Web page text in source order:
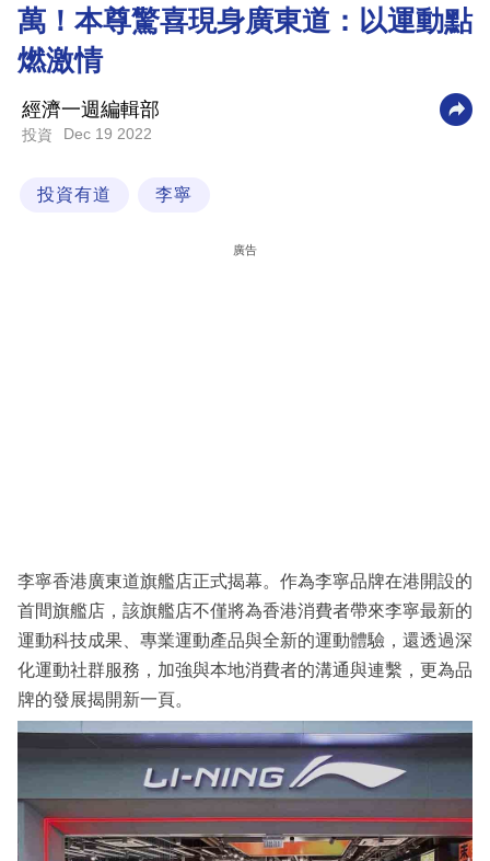
商
科
技
萬！本尊驚喜現身廣東道：以運動點
燃激情
經濟一週編輯部
投資 Dec 19 2022
投資有道 李寧
廣告
李寧香港廣東道旗艦店正式揭幕。作為李寧品牌在港開設的
首間旗艦店，該旗艦店不僅將為香港消費者帶來李寧最新的
運動科技成果、專業運動產品與全新的運動體驗，還透過深
化運動社群服務，加強與本地消費者的溝通與連繫，更為品
牌的發展揭開新一頁。